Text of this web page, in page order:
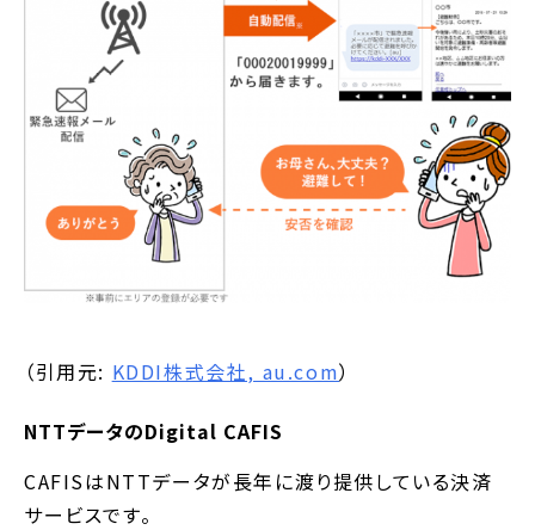
（引用元: KDDI株式会社, au.com）
NTTデータのDigital CAFIS
CAFISはNTTデータが長年に渡り提供している決済
サービスです。